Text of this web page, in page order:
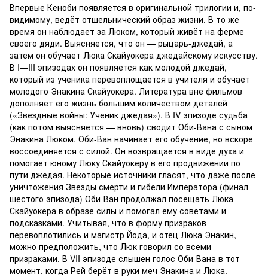
Впервые Кеноби появляется в оригинальной трилогии и, по-
видимому, ведёт отшельнический образ жизни. В то же
время он наблюдает за Люком, который живёт на ферме
своего дяди. Выясняется, что он — рыцарь-джедай, а
затем он обучает Люка Скайуокера джедайскому искусству.
В I—III эпизодах он появляется как молодой джедай,
который из ученика перевоплощается в учителя и обучает
молодого Энакина Скайуокера. Литература вне фильмов
дополняет его жизнь большим количеством деталей
(«Звёздные войны: Ученик джедая»). В IV эпизоде судьба
(как потом выясняется — вновь) сводит Оби-Вана с сыном
Энакина Люком. Оби-Ван начинает его обучение, но вскоре
воссоединяется с силой. Он возвращается в виде духа и
помогает юному Люку Скайуокеру в его продвижении по
пути джедая. Некоторые источники гласят, что даже после
уничтожения Звезды смерти и гибели Императора (финал
шестого эпизода) Оби-Ван продолжал посещать Люка
Скайуокера в образе силы и помогал ему советами и
подсказками. Учитывая, что в форму призраков
перевоплотились и магистр Йода, и отец Люка Энакин,
можно предположить, что Люк говорил со всеми
призраками. В VII эпизоде слышен голос Оби-Вана в тот
момент, когда Рей берёт в руки меч Энакина и Люка.